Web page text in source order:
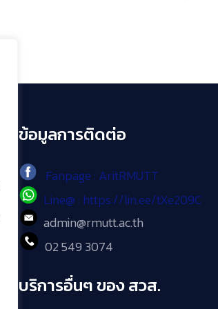
ข้อมูลการติดต่อ
Fanpage : AritRMUTT
Line@ : https://lin.ee/tXe209C
admin@rmutt.ac.th
02 549 3074
บริการอื่นๆ ของ สวส.